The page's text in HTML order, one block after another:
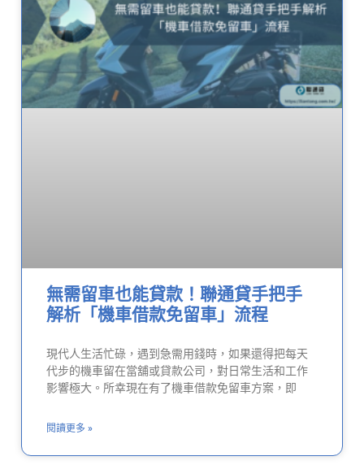
無需留車也能貸款！聯通貸手把手
解析「機車借款免留車」流程
現代人生活忙碌，遇到急需用錢時，如果還得把每天
代步的機車留在當舖或貸款公司，對日常生活和工作
影響極大。所幸現在有了機車借款免留車方案，即
閱讀更多 »